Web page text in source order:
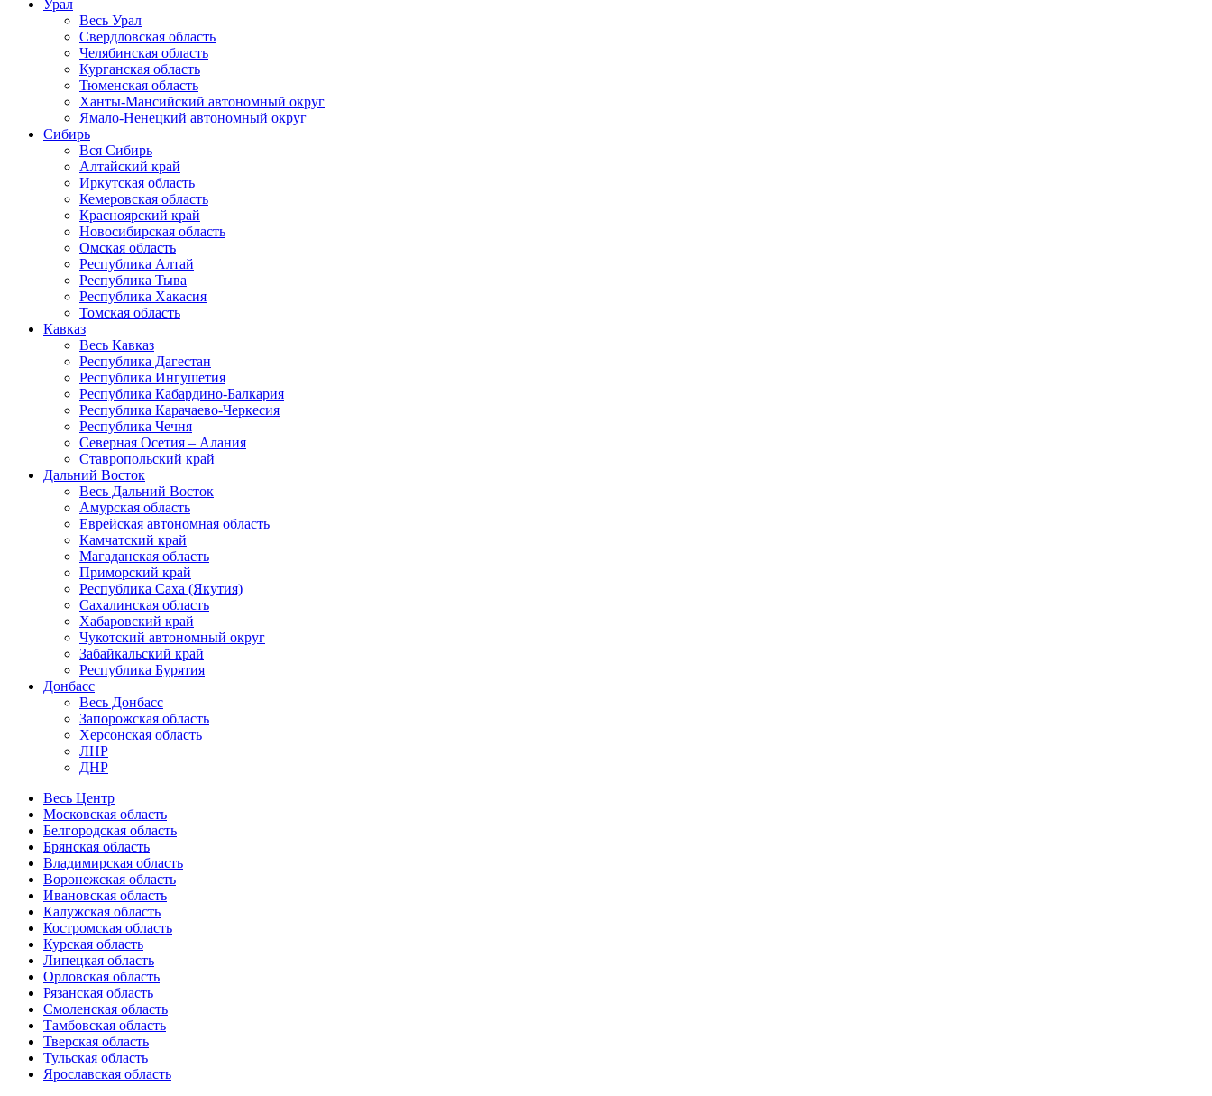
Урал
Весь Урал
Свердловская область
Челябинская область
Курганская область
Тюменская область
Ханты-Мансийский автономный округ
Ямало-Ненецкий автономный округ
Сибирь
Вся Сибирь
Алтайский край
Иркутская область
Кемеровская область
Красноярский край
Новосибирская область
Омская область
Республика Алтай
Республика Тыва
Республика Хакасия
Томская область
Кавказ
Весь Кавказ
Республика Дагестан
Республика Ингушетия
Республика Кабардино-Балкария
Республика Карачаево-Черкесия
Республика Чечня
Северная Осетия – Алания
Ставропольский край
Дальний Восток
Весь Дальний Восток
Амурская область
Еврейская автономная область
Камчатский край
Магаданская область
Приморский край
Республика Саха (Якутия)
Сахалинская область
Хабаровский край
Чукотский автономный округ
Забайкальский край
Республика Бурятия
Донбасс
Весь Донбасс
Запорожская область
Херсонская область
ЛНР
ДНР
Весь Центр
Московская область
Белгородская область
Брянская область
Владимирская область
Воронежская область
Ивановская область
Калужская область
Костромская область
Курская область
Липецкая область
Орловская область
Рязанская область
Смоленская область
Тамбовская область
Тверская область
Тульская область
Ярославская область